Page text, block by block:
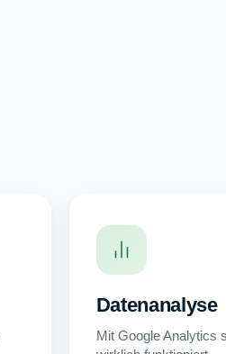
Datenanalyse
Mit Google Analytics